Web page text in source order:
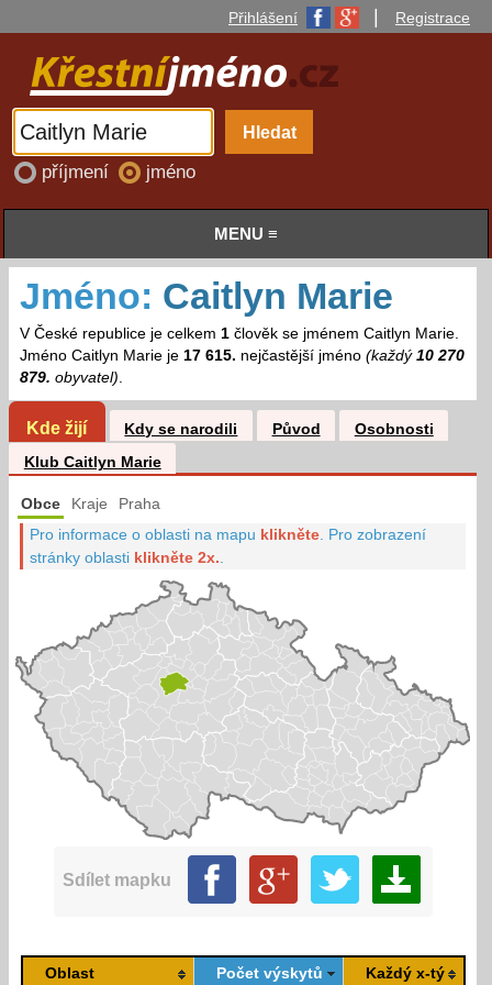
Přihlášení Registrace
příjmení jméno
MENU ≡
Jméno: Caitlyn Marie
V České republice je celkem 1člověk se jménem Caitlyn Marie.
Jméno Caitlyn Marie je 17 615. nejčastější jméno (každý 10 270
879. obyvatel).
Kde žijí Kdy se narodili Původ
Osobnosti
Klub Caitlyn Marie
Obce Kraje Praha
Pro informace o oblasti na mapu klikněte Pro zobrazení
stránky oblasti klikněte 2x.
Sdílet mapku
Oblast Počet výskytů Každý x-tý